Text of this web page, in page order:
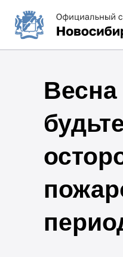
Весна